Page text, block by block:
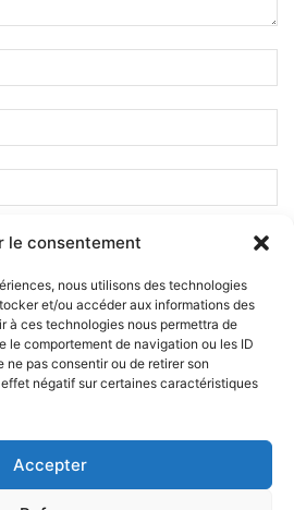
le consentement
nous utilisons des technologies
et/ou accéder aux informations des
à ces technologies nous permettra de
le comportement de navigation ou les ID
ne pas consentir ou de retirer son
négatif sur certaines caractéristiques
Accepter
US